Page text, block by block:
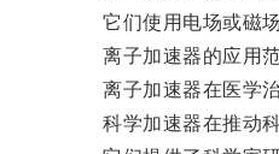
它们使用电场或磁场
离子加速器的应用范
离子加速器在医学治
科学加速器在推动科